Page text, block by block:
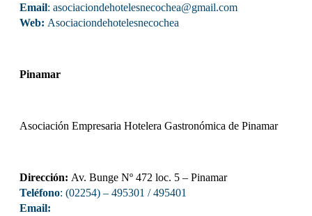
Email: asociaciondehotelesnecochea@gmail.com
Web: Asociaciondehotelesnecochea
Pinamar
Asociación Empresaria Hotelera Gastronómica de Pinamar
Dirección: Av. Bunge Nº 472 loc. 5 – Pinamar
Teléfono: (02254) – 495301 / 495401
Email: